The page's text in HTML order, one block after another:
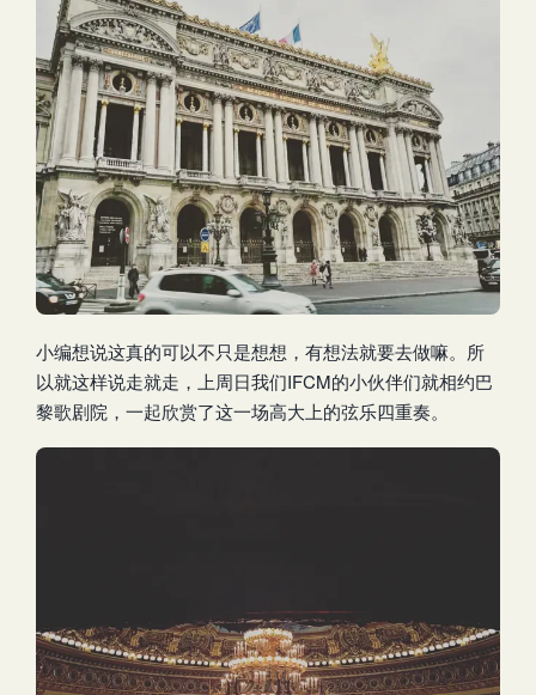
小编想说这真的可以不只是想想，有想法就要去做嘛。所
以就这样说走就走，上周日我们IFCM的小伙伴们就相约巴
黎歌剧院，一起欣赏了这一场高大上的弦乐四重奏。